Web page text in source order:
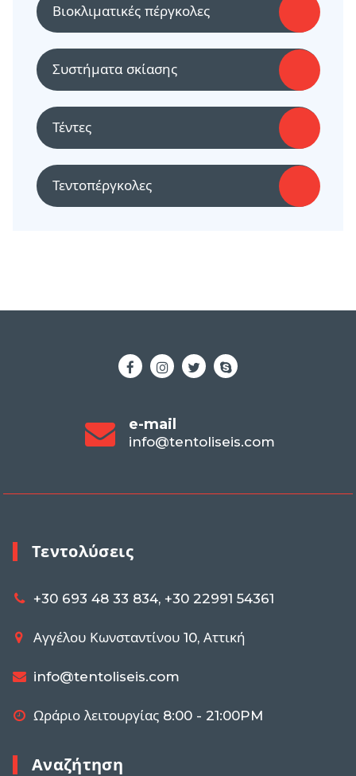
Βιοκλιματικές πέργκολες
Συστήματα σκίασης
Τέντες
Τεντοπέργκολες
e-mail
info@tentoliseis.com
Τεντολύσεις
+30 693 48 33 834, +30 22991 54361
Αγγέλου Κωνσταντίνου 10, Αττική
info@tentoliseis.com
Ωράριο λειτουργίας 8:00 - 21:00PM
Αναζήτηση